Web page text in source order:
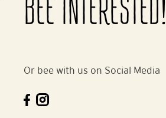
BEE INTERESTED!
Or bee with us on Social Media